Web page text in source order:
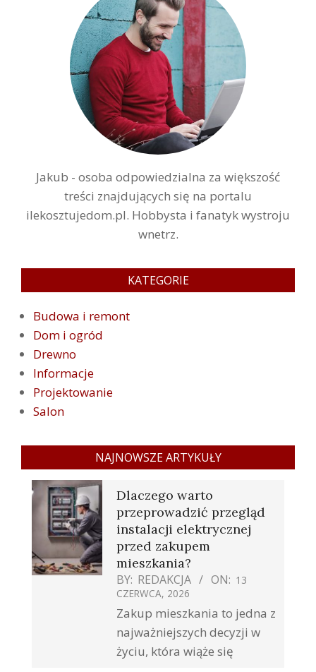
Jakub - osoba odpowiedzialna za większość
treści znajdujących się na portalu
ilekosztujedom.pl. Hobbysta i fanatyk wystroju
wnetrz.
KATEGORIE
Budowa i remont
Dom i ogród
Drewno
Informacje
Projektowanie
Salon
NAJNOWSZE ARTYKUŁY
Dlaczego warto
przeprowadzić przegląd
instalacji elektrycznej
przed zakupem
mieszkania?
BY: REDAKCJA ON: 13
CZERWCA, 2026
Zakup mieszkania to jedna z
najważniejszych decyzji w
życiu, która wiąże się